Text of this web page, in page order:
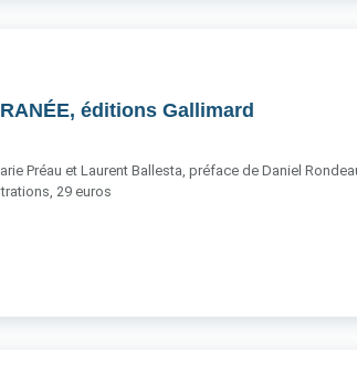
éditions Gallimard
Préau et Laurent Ballesta, préface de Daniel
29 euros